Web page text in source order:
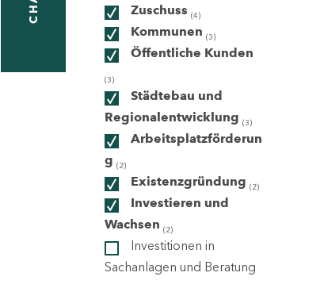
Zuschuss (4)
Kommunen (3)
Öffentliche Kunden
(3)
Städtebau und
Regionalentwicklung (3)
Arbeitsplatzförderun
g (2)
Existenzgründung (2)
Investieren und
Wachsen (2)
Investitionen in
Sachanlagen und Beratung